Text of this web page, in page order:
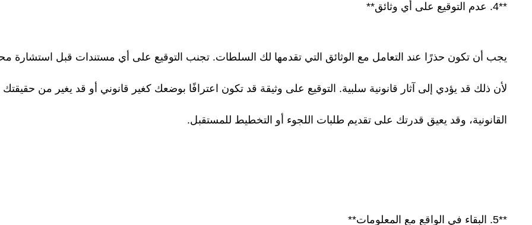
**4. عدم التوقيع على أي وثائق**
يجب أن تكون حذرًا عند التعامل مع الوثائق التي تقدمها لك السلطات. تجنب التوقيع على أي مستندات قبل استشارة
لأن ذلك قد يؤدي إلى آثار قانونية سلبية. التوقيع على وثيقة قد تكون اعترافًا بوضعك كغير قانوني أو قد يغير من حقيقتك
القانونية، وقد يعيق قدرتك على تقديم طلبات اللجوء أو التخطيط للمستقبل.
**5. البقاء في الواقع مع المعلومات**